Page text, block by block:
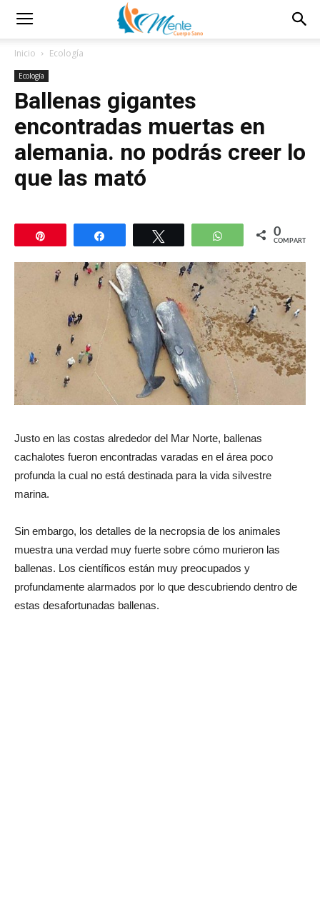
Inicio Ecología
Ecología
Ballenas gigantes
encontradas muertas en
alemania. no podrás creer lo
que las mató
Compartir WhatsApp
0
COMPARTIR
Justo en las costas alrededor del Mar Norte, ballenas
cachalotes fueron encontradas varadas en el área poco
profunda la cual no está destinada para la vida silvestre
marina.
Sin embargo, los detalles de la necropsia de los animales
muestra una verdad muy fuerte sobre cómo murieron las
ballenas. Los científicos están muy preocupados y
profundamente alarmados por lo que descubriendo dentro de
estas desafortunadas ballenas.